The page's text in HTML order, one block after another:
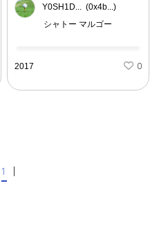
Y0SH1D... (0x4b...)
シャトー マルゴー
2017 0
1